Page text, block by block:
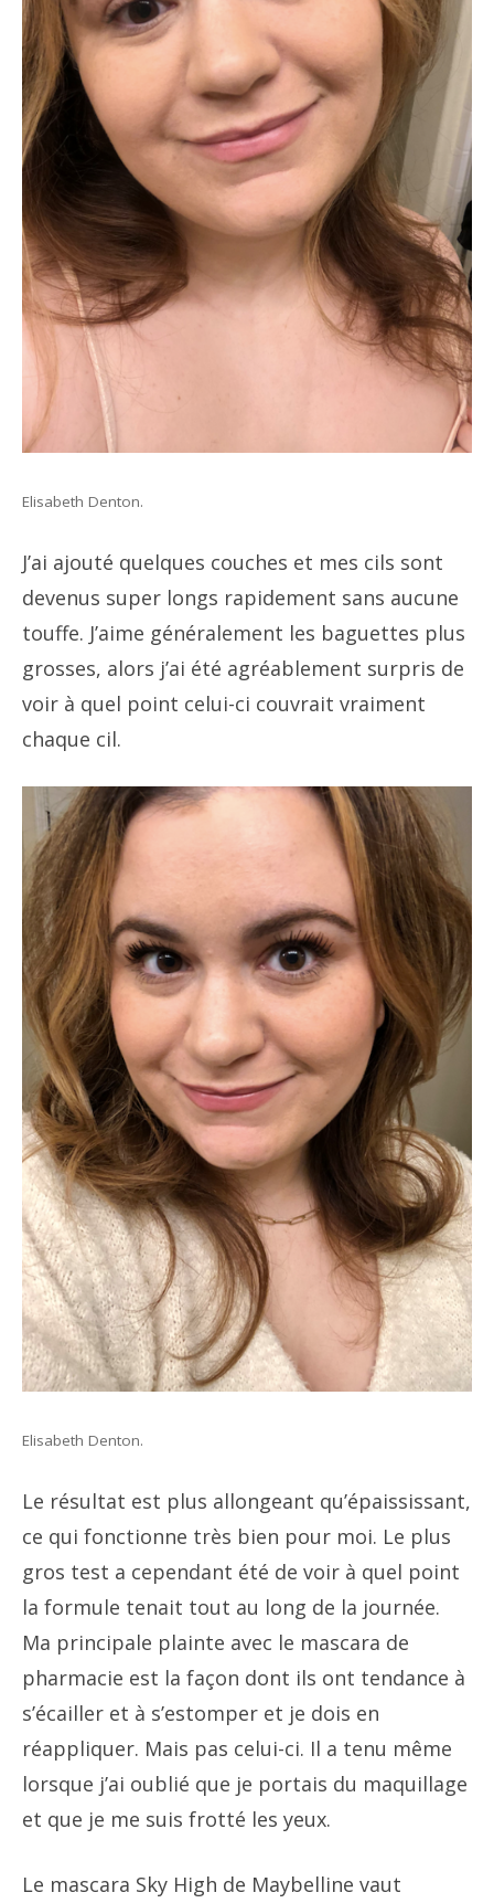
Elisabeth Denton.
J’ai ajouté quelques couches et mes cils sont
devenus super longs rapidement sans aucune
touffe. J’aime généralement les baguettes plus
grosses, alors j’ai été agréablement surpris de
voir à quel point celui-ci couvrait vraiment
chaque cil.
Elisabeth Denton.
Le résultat est plus allongeant qu’épaississant,
ce qui fonctionne très bien pour moi. Le plus
gros test a cependant été de voir à quel point
la formule tenait tout au long de la journée.
Ma principale plainte avec le mascara de
pharmacie est la façon dont ils ont tendance à
s’écailler et à s’estomper et je dois en
réappliquer. Mais pas celui-ci. Il a tenu même
lorsque j’ai oublié que je portais du maquillage
et que je me suis frotté les yeux.
Le mascara Sky High de Maybelline vaut